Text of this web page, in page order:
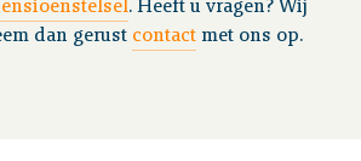
. Heeft u vragen? Wij
dan gerust contact met ons op.